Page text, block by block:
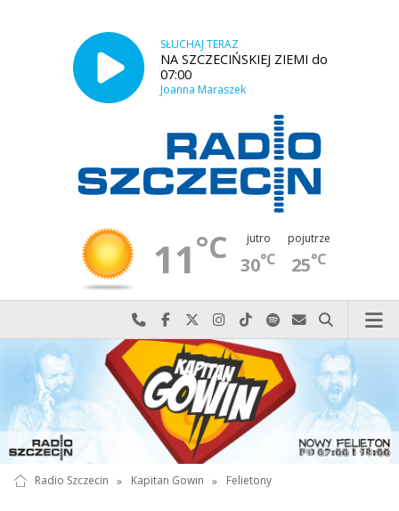
SŁUCHAJ TERAZ
NA SZCZECIŃSKIEJ ZIEMI do
07:00
Joanna Maraszek
11°C jutro
30°C
pojutrze
25°C
Najlepiej po prostu do nas zadzwoń
Odwiedź nas na Facebook-u
Odwiedź nas na X
Odwiedź nas na Instagram-ie
Odwiedź nas na TikTok-u
Szukaj nas na Spotify
Wyślij do nas
Szukaj
Radio Szczecin » Kapitan Gowin » Felietony